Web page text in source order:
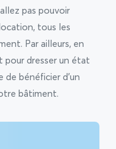
pas pouvoir
tous les
Par ailleurs, en
pour dresser un état
de bénéficier d’un
bâtiment.